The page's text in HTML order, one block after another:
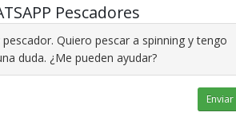
Pescadores
pescador. Quiero pescar a spinning y tengo
duda. ¿Me pueden ayudar?
Enviar